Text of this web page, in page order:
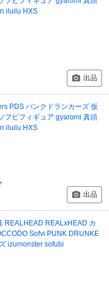
iluilu HXS
出品
PDS パンクドランカーズ 仮
フビフィギュア gyaromi 真頭
iluilu HXS
出品
REALHEAD REALxHEAD カ
Sofvi PUNK DRUNKE
izumonster sofubi